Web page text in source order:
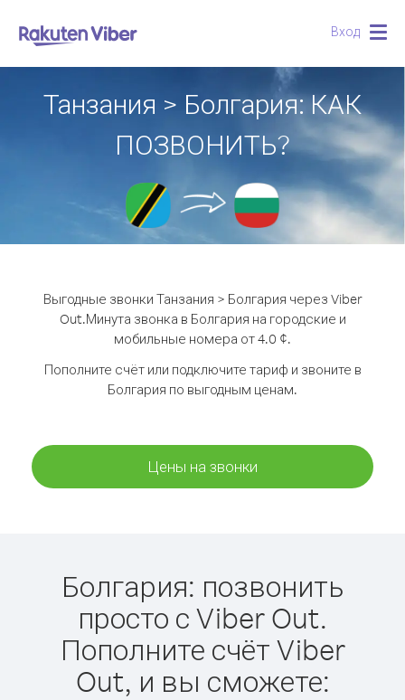
Вход
Танзания > Болгария: КАК
ПОЗВОНИТЬ?
Выгодные звонки Танзания > Болгария через Viber
Out.Минута звонка в Болгария на городские и
мобильные номера от 4.0 ¢.
Пополните счёт или подключите тариф и звоните в
Болгария по выгодным ценам.
Цены на звонки
Болгария: позвонить
просто с Viber Out.
Пополните счёт Viber
Out, и вы сможете: